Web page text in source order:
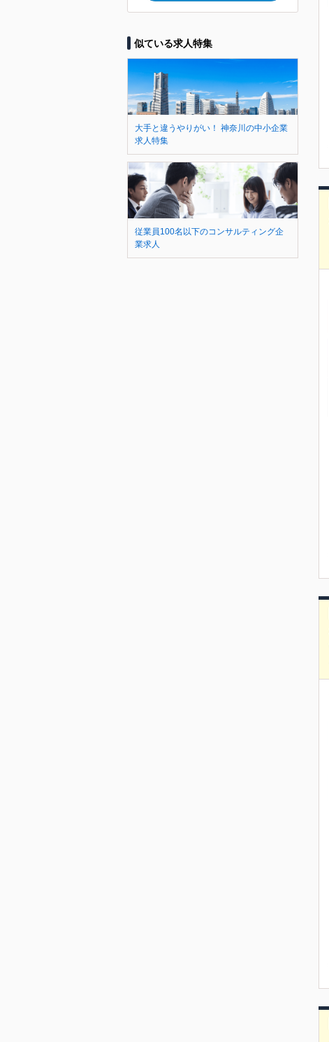
似ている求人特集
大手と違うやりがい！ 神奈川の中小企業
求人特集
従業員100名以下のコンサルティング企
業求人